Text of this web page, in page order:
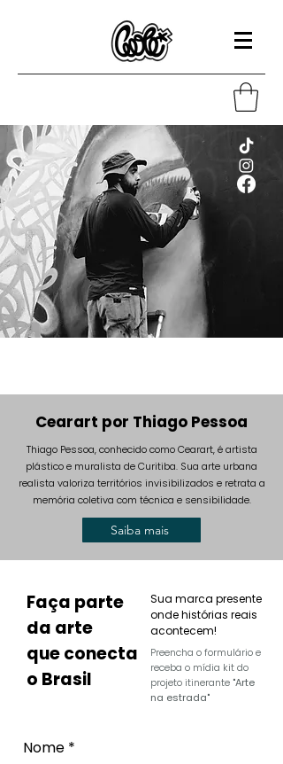
Cearart por Thiago Pessoa
Thiago Pessoa, conhecido como Cearart, é artista
plástico e muralista de Curitiba. Sua arte urbana
realista valoriza territórios invisibilizados e retrata a
memória coletiva com técnica e sensibilidade.
Saiba mais
Faça parte
da arte
que conecta
o Brasil
Sua marca presente
onde histórias reais
acontecem!
Preencha o formulário e
receba o mídia kit do
projeto itinerante "Arte
na estrada"
Nome